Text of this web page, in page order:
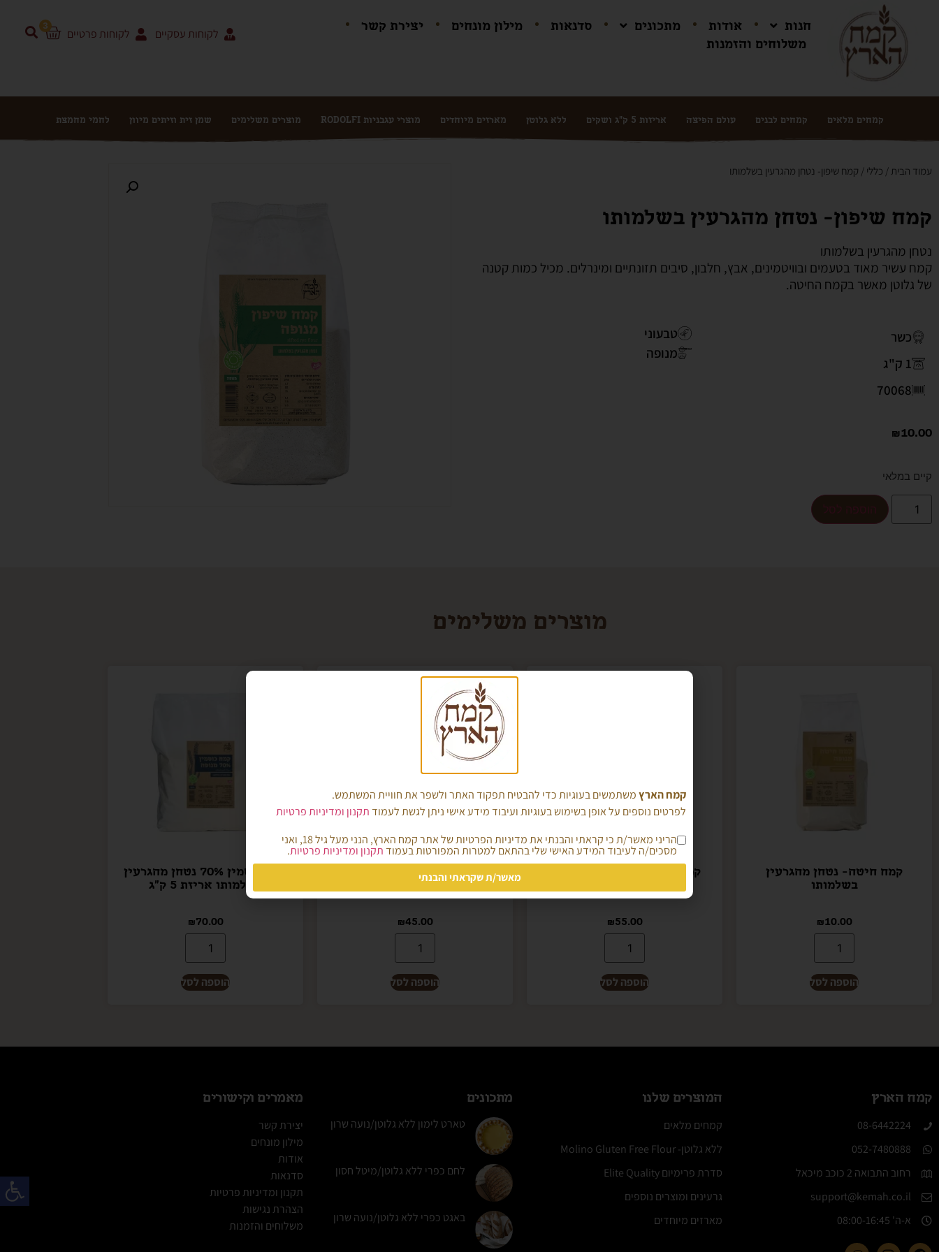
חנות אודות מתכונים סדנאות מילון מונחים
יצירת קשר
משלוחים והזמנות
לקוחות עסקיים לקוחות פרטיים
3
קמחים מלאים קמחים לבנים עולם הפיצה אריזות 5 ק"ג ושקים ללא גלוטן מארזים מיוחדים מוצרי עגבניות RODOLFI מוצרים משלימים שמן זית וזיתים מיוון לחמי מחמצת
עמוד הבית / כללי / קמח שיפון- נטחן מהגרעין בשלמותו
קמח שיפון- נטחן מהגרעין בשלמותו
נטחן מהגרעין בשלמותו
קמח עשיר מאוד בטעמים ובוויטמינים, אבץ, חלבון, סיבים תזונתיים ומינרלים. מכיל כמות קטנה
של גלוטן מאשר בקמח החיטה.
כשר
1 ק"ג
70068
טבעוני
מנופה
₪10.00
קיים במלאי
מוצרים משלימים
קמח חיטה- נטחן מהגרעין
בשלמותו
₪10.00
הוספה לסל
₪55.00
הוספה לסל
T550 – קמח לבן רב תכליתי-
אריזת 5 ק"ג
₪45.00
הוספה לסל
קמח כוסמין 70% נטחן מהגרעין
בשלמותו אריזת 5 ק"ג
₪70.00
הוספה לסל
קמח הארץ
08-6442224​
052-7480888
רחוב התבואה 2 כוכב מיכאל
support@kemah.co.il
א-ה' 08:00-16:45​
המוצרים שלנו
קמחים מלאים
ללא גלוטן- Molino Gluten Free Flour
סדרת פרימיום Elite Quality
גרעינים ומוצרים נוספים
מארזים מיוחדים
מתכונים
טארט לימון ללא גלוטן/נועה שרון
לחם כפרי ללא גלוטן/מיטל חסון
באגט כפרי ללא גלוטן/נועה שרון
מאמרים וקישורים
יצירת קשר
מילון מונחים
אודות
סדנאות
תקנון ומדיניות פרטיות
הצהרת נגישות
משלוחים והזמנות
קמח הארץמשתמשים בעוגיות כדי להבטיח תפקוד האתר ולשפר את חוויית המשתמש.
לפרטים נוספים על אופן בשימוש בעוגיות ועיבוד מידע אישי ניתן לגשת לעמודתקנון ומדיניות פרטיות
הריני מאשר/ת כי קראתי והבנתי את מדיניות הפרטיות של אתר קמח הארץ, הנני מעל גיל 18, ואני
מסכים/ה לעיבוד המידע האישי שלי בהתאם למטרות המפורטות בעמודתקנון ומדיניות פרטיות.
מאשר/ת שקראתי והבנתי